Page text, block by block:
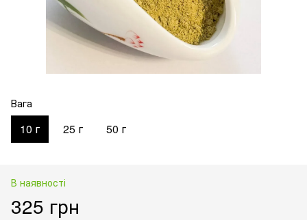
Вага
10 г 25 г 50 г
В наявності
325 грн